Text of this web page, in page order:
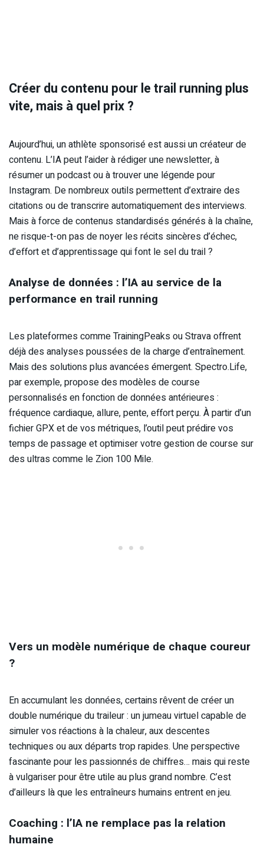
Créer du contenu pour le trail running plus
vite, mais à quel prix ?
Aujourd’hui, un athlète sponsorisé est aussi un créateur de
contenu. L’IA peut l’aider à rédiger une newsletter, à
résumer un podcast ou à trouver une légende pour
Instagram. De nombreux outils permettent d’extraire des
citations ou de transcrire automatiquement des interviews.
Mais à force de contenus standardisés générés à la chaîne,
ne risque-t-on pas de noyer les récits sincères d’échec,
d’effort et d’apprentissage qui font le sel du trail ?
Analyse de données : l’IA au service de la
performance en trail running
Les plateformes comme TrainingPeaks ou Strava offrent
déjà des analyses poussées de la charge d’entraînement.
Mais des solutions plus avancées émergent. Spectro.Life,
par exemple, propose des modèles de course
personnalisés en fonction de données antérieures :
fréquence cardiaque, allure, pente, effort perçu. À partir d’un
fichier GPX et de vos métriques, l’outil peut prédire vos
temps de passage et optimiser votre gestion de course sur
des ultras comme le Zion 100 Mile.
Vers un modèle numérique de chaque coureur
?
En accumulant les données, certains rêvent de créer un
double numérique du traileur : un jumeau virtuel capable de
simuler vos réactions à la chaleur, aux descentes
techniques ou aux départs trop rapides. Une perspective
fascinante pour les passionnés de chiffres… mais qui reste
à vulgariser pour être utile au plus grand nombre. C’est
d’ailleurs là que les entraîneurs humains entrent en jeu.
Coaching : l’IA ne remplace pas la relation
humaine